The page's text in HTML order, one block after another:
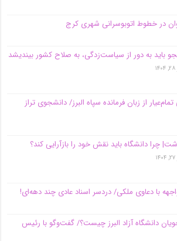
باید به دور از سیاست‌زدگی، به صلاح کشور بیندیشد
از زبان فرمانده سپاه البرز/ دانشجوی تراز
چرا دانشگاه باید نقش خود را بازآرایی کند؟
با دعاوی ملکی/ دردسر اسناد عادی چند‌ دهه‌ای!
دانشگاه آزاد البرز چیست؟/ گفت‌وگو با رئیس